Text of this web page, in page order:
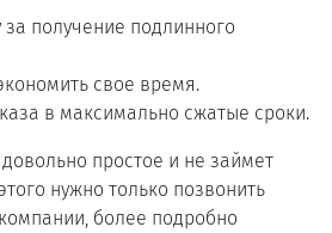
за получение подлинного
свое время.
в максимально сжатые сроки.
простое и не займет
нужно только позвонить
более подробно